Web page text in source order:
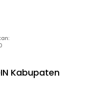
Kabupaten